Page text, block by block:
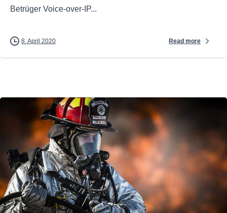
Betrüger Voice-over-IP...
8. April 2020 Read more
0